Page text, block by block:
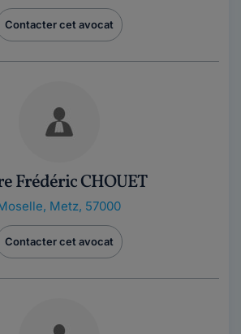
Contacter cet avocat
Frédéric CHOUET
, Metz, 57000
Contacter cet avocat